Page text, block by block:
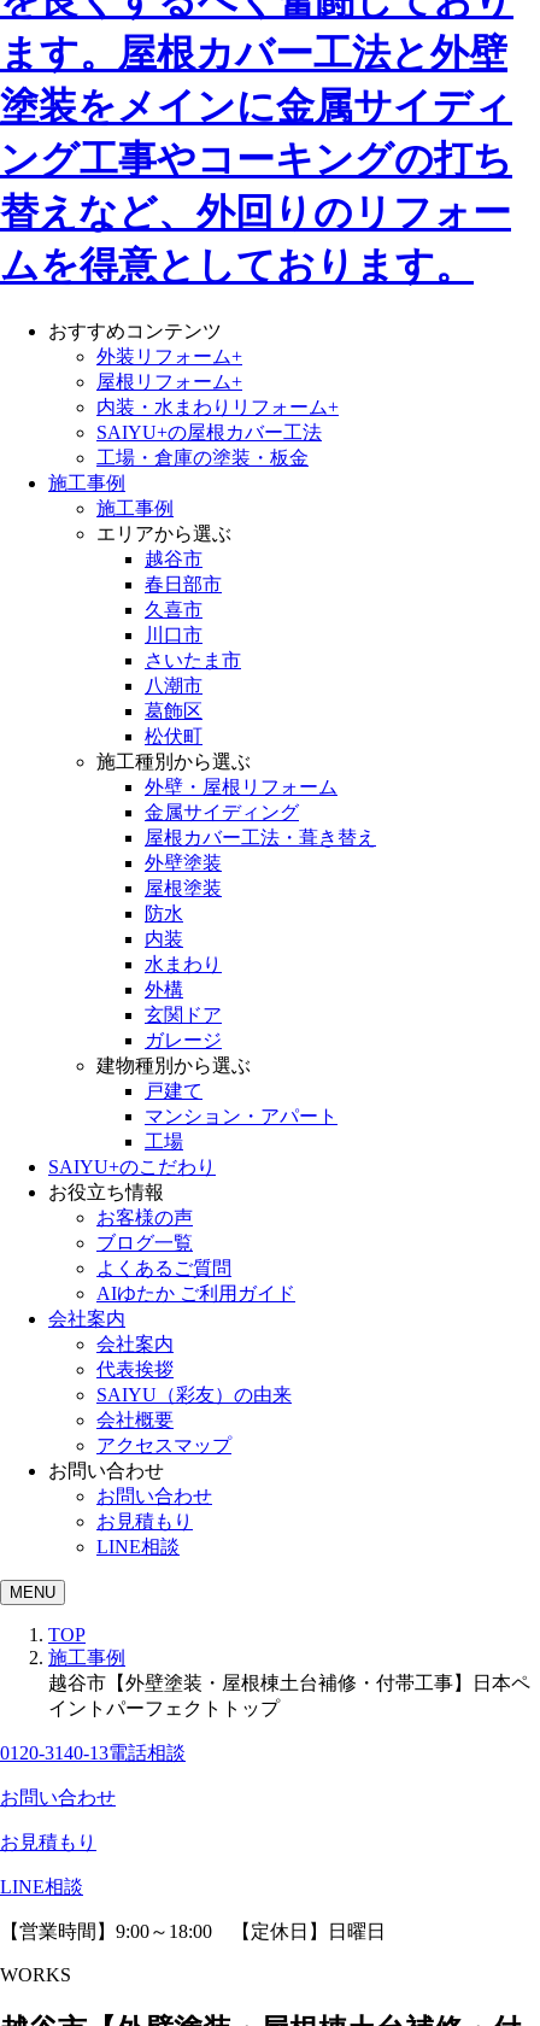
おすすめコンテンツ
外装リフォーム+
屋根リフォーム+
内装・水まわりリフォーム+
SAIYU+の屋根カバー工法
工場・倉庫の塗装・板金
施工事例
施工事例
エリアから選ぶ
越谷市
春日部市
久喜市
川口市
さいたま市
八潮市
葛飾区
松伏町
施工種別から選ぶ
外壁・屋根リフォーム
金属サイディング
屋根カバー工法・葺き替え
外壁塗装
屋根塗装
防水
内装
水まわり
外構
玄関ドア
ガレージ
建物種別から選ぶ
戸建て
マンション・アパート
工場
SAIYU+のこだわり
お役立ち情報
お客様の声
ブログ一覧
よくあるご質問
AIゆたか ご利用ガイド
会社案内
会社案内
代表挨拶
SAIYU（彩友）の由来
会社概要
アクセスマップ
お問い合わせ
お問い合わせ
お見積もり
LINE相談
MENU
TOP
施工事例
越谷市【外壁塗装・屋根棟土台補修・付帯工事】日本ペ
イントパーフェクトトップ
0120-3140-13電話相談
お問い合わせ
お見積もり
LINE相談
【営業時間】9:00～18:00 【定休日】日曜日
WORKS